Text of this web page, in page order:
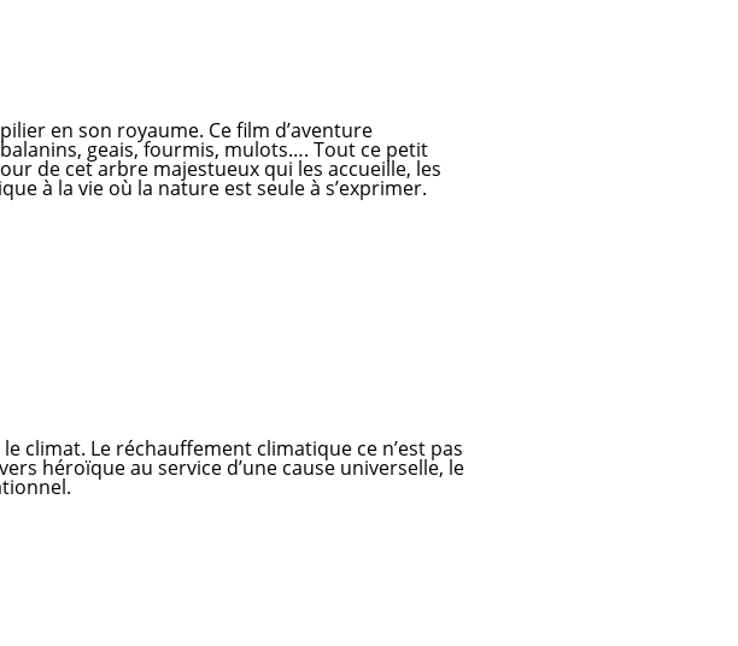
en son royaume. Ce film d’aventure
geais, fourmis, mulots…. Tout ce petit
de cet arbre majestueux qui les accueille, les
à la vie où la nature est seule à s’exprimer.
climat. Le réchauffement climatique ce n’est pas
héroïque au service d’une cause universelle, le